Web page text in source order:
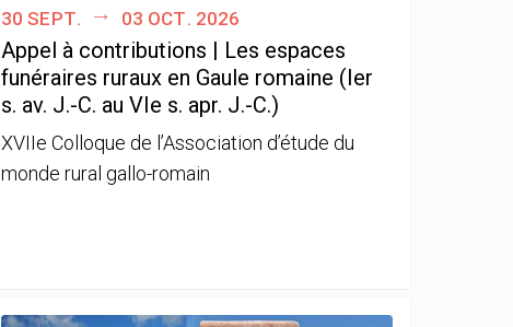
30 sept. 03 oct. 2026
Appel à contributions | Les espaces
funéraires ruraux en Gaule romaine (Ier
s. av. J.-C. au VIe s. apr. J.-C.)
XVIIe Colloque de l’Association d’étude du
monde rural gallo-romain